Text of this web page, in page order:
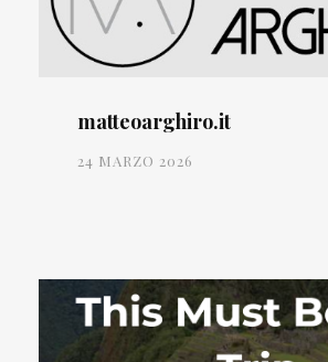
matteoarghiro.it
24 MARZO 2026